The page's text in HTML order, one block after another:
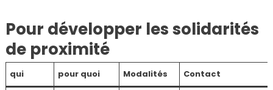
Pour développer les solidarités
de proximité
qui pour quoi Modalités Contact